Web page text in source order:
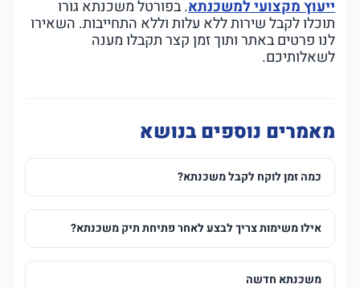
ייעוץ מקצועי למשכנתא. בפורטל משכנתא גורו
תוכלו לקבל שירות ללא עלות וללא התחייבות. השאירו
לנו פרטים באתר ותוך זמן קצר תקבלו מענה
לשאלותיכם.
מאמרים נוספים בנושא
כמה זמן לוקח לקבל משכנתא?
אילו משימות צריך לבצע לאחר פתיחת תיק משכנתא?
משכנתא חדשה